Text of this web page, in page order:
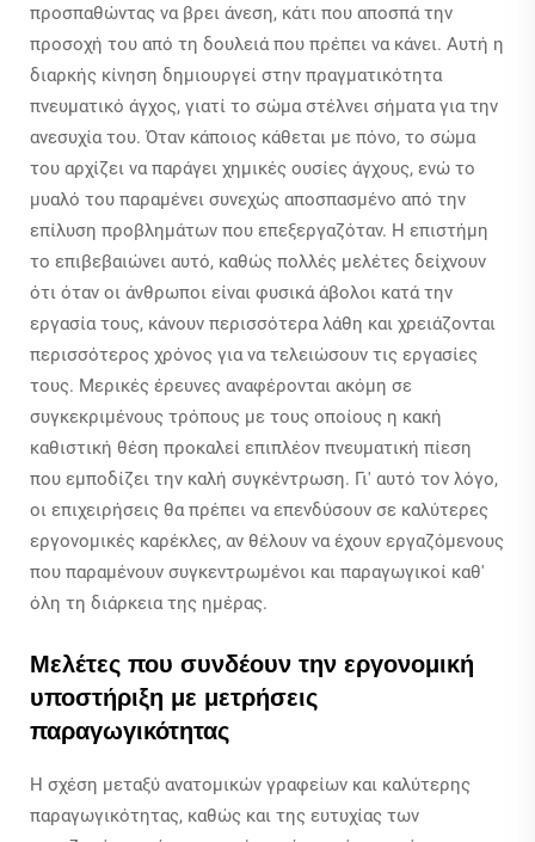
προσπαθώντας να βρει άνεση, κάτι που αποσπά την
προσοχή του από τη δουλειά που πρέπει να κάνει. Αυτή η
διαρκής κίνηση δημιουργεί στην πραγματικότητα
πνευματικό άγχος, γιατί το σώμα στέλνει σήματα για την
ανεσυχία του. Όταν κάποιος κάθεται με πόνο, το σώμα
του αρχίζει να παράγει χημικές ουσίες άγχους, ενώ το
μυαλό του παραμένει συνεχώς αποσπασμένο από την
επίλυση προβλημάτων που επεξεργαζόταν. Η επιστήμη
το επιβεβαιώνει αυτό, καθώς πολλές μελέτες δείχνουν
ότι όταν οι άνθρωποι είναι φυσικά άβολοι κατά την
εργασία τους, κάνουν περισσότερα λάθη και χρειάζονται
περισσότερος χρόνος για να τελειώσουν τις εργασίες
τους. Μερικές έρευνες αναφέρονται ακόμη σε
συγκεκριμένους τρόπους με τους οποίους η κακή
καθιστική θέση προκαλεί επιπλέον πνευματική πίεση
που εμποδίζει την καλή συγκέντρωση. Γι' αυτό τον λόγο,
οι επιχειρήσεις θα πρέπει να επενδύσουν σε καλύτερες
εργονομικές καρέκλες, αν θέλουν να έχουν εργαζόμενους
που παραμένουν συγκεντρωμένοι και παραγωγικοί καθ'
όλη τη διάρκεια της ημέρας.
Μελέτες που συνδέουν την εργονομική
υποστήριξη με μετρήσεις
παραγωγικότητας
Η σχέση μεταξύ ανατομικών γραφείων και καλύτερης
παραγωγικότητας, καθώς και της ευτυχίας των